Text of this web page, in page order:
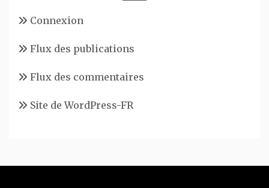
Connexion
Flux des publications
Flux des commentaires
Site de WordPress-FR